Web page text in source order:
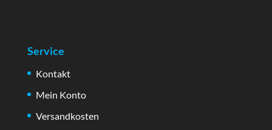
Service
Kontakt
Mein Konto
Versandkosten